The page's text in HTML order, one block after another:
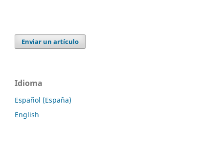
Enviar un artículo
Idioma
Español (España)
English